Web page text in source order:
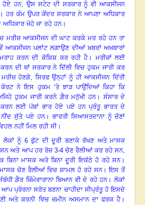
ਹੋਏ ਹਨ,ਉਸ ਸਟੇਟ ਦੀ ਸਰਕਾਰ ਨੂੰ ਵੀ ਆਕਸੀਜਨ
ਹਰ ਕੰਮ ਉਪਰ ਕੇਂਦਰ ਸਰਕਾਰ ਨੇ ਆਪਣਾ ਅਧਿਕਾਰ
ਅਧਿਕਾਰ ਖੋਹੇ ਜਾ ਰਹੇ ਹਨ।
ਮਰੀਜ਼ ਆਕਸੀਜਨ ਦੀ ਘਾਟ ਕਰਕੇ ਮਰ ਰਹੇ ਹਨ ਤਾ
ਆਕਸੀਜਨ ਪਲਾਂਟ ਲਗਾਉਣ ਦੀਆਂ ਖ਼ਬਰਾਂ ਅਖ਼ਬਾਰਾਂ
ਕਰਨ ਦੀ ਕੋਸ਼ਿਸ਼ ਕਰ ਰਹੀ ਹੈ । ਮਰੀਜ਼ਾਂ ਲਈ
ਕਰਨ ਦੀ ਥਾਂ ਸਰਕਾਰ ਨੇ ਦਿੱਲੀ ਵਿਚ ਹੁਕਮ ਜਾਰੀ ਕਰ
ਮਰੀਜ਼ ਹੋਣਗੇ, ਸਿਰਫ ਉਨ੍ਹਾਂ ਨੂੰ ਹੀ ਆਕਸੀਜਨ ਦਿੱਤੀ
ਕੋਰਟ ਨੇ ਇਸ ਹੁਕਮ ’ਤੇ ਝਾੜ ਪਾਉਂਦਿਆਂ ਕਿਹਾ ਕਿ
ਹੁਕਮ ਜਾਰੀ ਕਰਨੇ ਗ਼ੈਰ ਮਨੁੱਖੀ ਹਨ। ਸੰਸਾਰ ਦੇ
ਕਰਨ ਲਈ ਪੱਬਾਂ ਭਾਰ ਹੋਏ ਪਏ ਹਨ ਪ੍ਰੰਤੂ ਭਾਰਤ ਦੇ
ਨੀਂਦ ਸੁੱਤੇ ਪਏ ਹਨ। ਭਾਰਤੀ ਸਿਆਸਤਦਾਨਾ ਨੂੰ ਚੋਣਾਂ
ਨਹੀਂ ਮਿਲ ਰਹੀ ਸੀ।
ਲੋਕਾਂ ਨੂੰ6ਫੁੱਟ ਦੀ ਦੂਰੀ ਬਣਾਕੇ ਰੱਖਣ ਅਤੇ ਮਾਸਕ
ਸਨ ਅਤੇ ਆਪ ਹਰ ਰੋਜ਼3-4 ਚੋਣ ਰੈਲੀਆਂ ਕਰ ਰਹੇ ਸਨ,
ਬਿਨਾ ਮਾਸਕ ਅਤੇ ਬਿਨਾ ਦੂਰੀ ਇਕੱਠੇ ਹੋ ਰਹੇ ਸਨ।
ਮਾਸਕ ਚੋਣ ਰੈਲੀਆਂ ਵਿਚ ਸ਼ਾਮਲ ਹੋ ਰਹੇ ਸਨ। ਇਸ ਤੋਂ
ਗ਼ੈਰ ਜ਼ਿੰਮੇਵਾਰਾਨਾ ਬਿਆਨ ਵੀ ਦੇ ਰਹੇ ਹਨ। ਲੋਕਾਂ
ਆਪ ਪ੍ਰੇਰਨਾ ਸਰੋਤ ਬਣਨਾ ਚਾਹੀਦਾ ਸੀਪ੍ਰੰਤੂ ਹੋ ਇਸਦੇ
ਅਤੇ ਕਰਨੀ ਵਿਚ ਜ਼ਮੀਨ ਅਸਮਾਨ ਦਾ ਫਰਕ ਹੈ ।